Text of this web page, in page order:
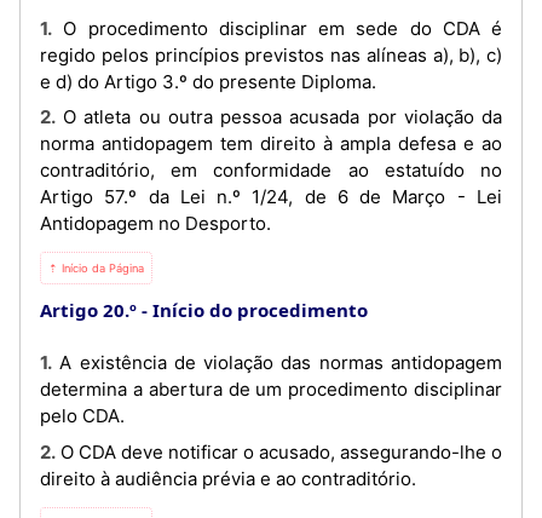
1. O procedimento disciplinar em sede do CDA é
regido pelos princípios previstos nas alíneas a), b), c)
e d) do Artigo 3.º do presente Diploma.
2. O atleta ou outra pessoa acusada por violação da
norma antidopagem tem direito à ampla defesa e ao
contraditório, em conformidade ao estatuído no
Artigo 57.º da Lei n.º 1/24, de 6 de Março - Lei
Antidopagem no Desporto.
⇡ Início da Página
Artigo 20.º Início do procedimento
1. A existência de violação das normas antidopagem
determina a abertura de um procedimento disciplinar
pelo CDA.
2. O CDA deve notificar o acusado, assegurando-lhe o
direito à audiência prévia e ao contraditório.